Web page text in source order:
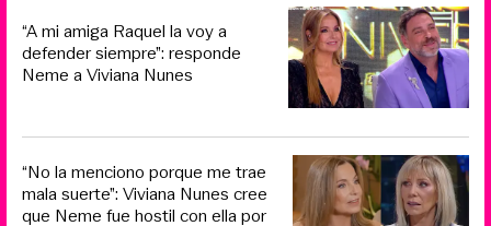
“A mi amiga Raquel la voy a
defender siempre”: responde
Neme a Viviana Nunes
“No la menciono porque me trae
mala suerte”: Viviana Nunes cree
que Neme fue hostil con ella por